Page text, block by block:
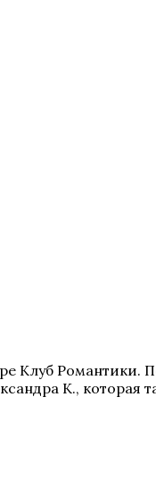
Клуб Романтики.
К., которая